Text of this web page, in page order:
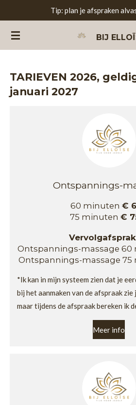
naar
de
BIJ
Tip: plan je afspraken
TARIEVEN 2026,
januari 2027
Ontspannings-
60 minuten €
75 minuten €
Ontspannings-massage 60
Ontspannings-massage 75
*Ik kan in mijn systeem zien dat je
bij het aanmaken van de afspraak zie
maar tijdens de afspraak bereken ik
Meer info